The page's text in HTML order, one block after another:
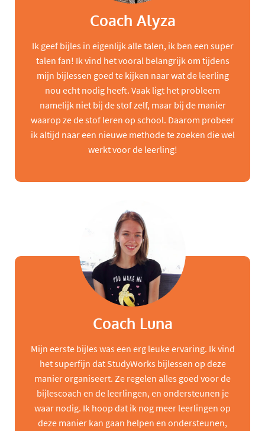
Coach Alyza
Ik geef bijles in eigenlijk alle talen, ik ben een super
talen fan! Ik vind het vooral belangrijk om tijdens
mijn bijlessen goed te kijken naar wat de leerling
nou echt nodig heeft. Vaak ligt het probleem
namelijk niet bij de stof zelf, maar bij de manier
waarop ze de stof leren op school. Daarom probeer
ik altijd naar een nieuwe methode te zoeken die wel
werkt voor de leerling!
Coach Luna
Mijn eerste bijles was een erg leuke ervaring. Ik vind
het superfijn dat StudyWorks bijlessen op deze
manier organiseert. Ze regelen alles goed voor de
bijlescoach en de leerlingen, en ondersteunen je
waar nodig. Ik hoop dat ik nog meer leerlingen op
deze manier kan gaan helpen en ondersteunen,